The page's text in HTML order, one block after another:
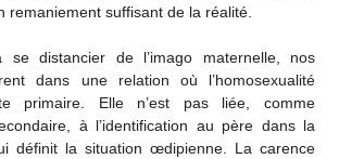
remaniement suffisant de la réalité.
se distancier de l’imago maternelle, nos
dans une relation où l’homosexualité
primaire. Elle n’est pas liée, comme
à l’identification au père dans la
définit la situation œdipienne. La carence